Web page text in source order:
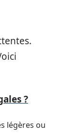
?
légères ou